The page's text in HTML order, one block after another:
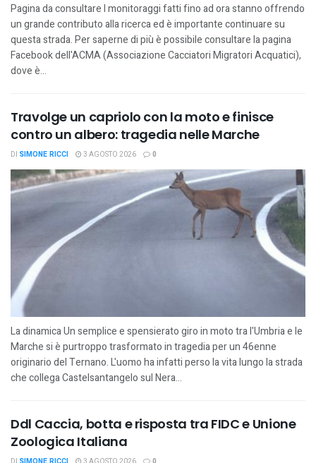
Pagina da consultare I monitoraggi fatti fino ad ora stanno offrendo
un grande contributo alla ricerca ed è importante continuare su
questa strada. Per saperne di più è possibile consultare la pagina
Facebook dell'ACMA (Associazione Cacciatori Migratori Acquatici),
dove è...
Travolge un capriolo con la moto e finisce
contro un albero: tragedia nelle Marche
DI SIMONE RICCI 3 AGOSTO 2026 0
La dinamica Un semplice e spensierato giro in moto tra l'Umbria e le
Marche si è purtroppo trasformato in tragedia per un 46enne
originario del Ternano. L'uomo ha infatti perso la vita lungo la strada
che collega Castelsantangelo sul Nera...
Ddl Caccia, botta e risposta tra FIDC e Unione
Zoologica Italiana